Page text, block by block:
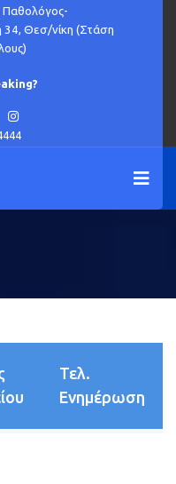
Παθολόγος-
34, Θεσ/νίκη (Στάση
Τελ.
Ενημέρωση